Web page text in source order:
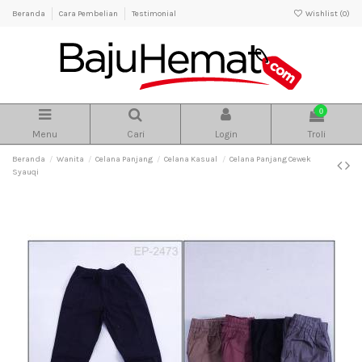
Beranda Cara Pembelian Testimonial Wishlist (0)
Menu Cari Login
0
Troli
Beranda Wanita Celana Panjang Celana Kasual
Celana Panjang Cewek
Syauqi